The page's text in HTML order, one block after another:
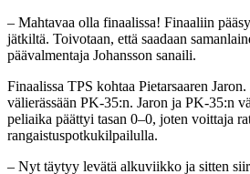
– Mahtavaa olla finaalissa! Finaaliin
jätkiltä. Toivotaan, että saadaan
päävalmentaja Johansson sanaili.
Finaalissa TPS kohtaa Pietarsaaren
välierässään PK-35:n. Jaron ja PK-35:n
peliaika päättyi tasan 0–0, joten voittaja
rangaistuspotkukilpailulla.
– Nyt täytyy levätä alkuviikko ja sitten